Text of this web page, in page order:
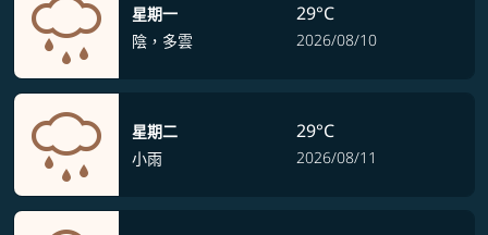
星期一
陰，多雲
29°C
2026/08/10
星期二
小雨
29°C
2026/08/11